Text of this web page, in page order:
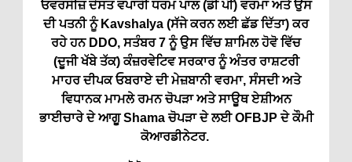
ਓਵਰਸੀਜ਼ ਦੋਸਤ ਵਪਾਰੀ ਧਰਮ ਪਾਲ (ਡੀ ਪੀ) ਵਰਮਾ ਅਤੇ ਉਸ
ਦੀ ਪਤਨੀ ਨੂੰ Kavshalya (ਸੱਜੇ ਕਰਨ ਲਈ ਛੱਡ ਦਿੱਤਾ) ਕਰ
ਰਹੇ ਹਨ DDO, ਸਤੰਬਰ 7 ਨੂੰ ਉਸ ਵਿੱਚ ਸ਼ਾਮਿਲ ਹੋਵੋ ਵਿੱਚ
(ਦੂਜੀ ਖੱਬੇ ਤੱਕ) ਕੰਜ਼ਰਵੇਟਿਵ ਸਰਕਾਰ ਨੂੰ ਅੰਤਰ ਰਾਸ਼ਟਰੀ
ਮਾਹਰ ਦੀਪਕ ਓਬਰਾਏ ਦੀ ਮੇਜ਼ਬਾਨੀ ਵਰਮਾ, ਸੰਸਦੀ ਅਤੇ
ਵਿਧਾਨਕ ਮਾਮਲੇ ਰਮਨ ਚੋਪੜਾ ਅਤੇ ਸਾਊਥ ਏਸ਼ੀਅਨ
ਭਾਈਚਾਰੇ ਦੇ ਆਗੂ Shama ਚੋਪੜਾ ਦੇ ਲਈ OFBJP ਦੇ ਕੌਮੀ
ਕੋਆਰਡੀਨੇਟਰ.